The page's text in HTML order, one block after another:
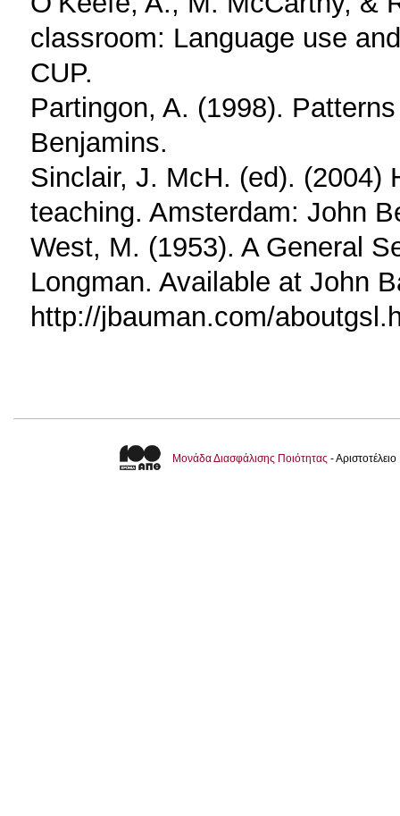
classroom: Language use
CUP.
Partingon, A. (1998).
Benjamins.
Sinclair, J. McH. (ed). (2004)
teaching. Amsterdam: John
West, M. (1953). A General
Longman. Available at John
http://jbauman.com/
Μονάδα Διασφάλισης Ποιότητας -